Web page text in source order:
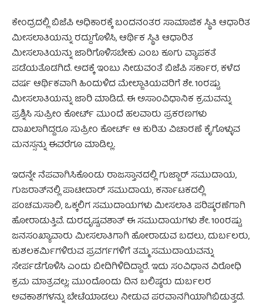
ಕೇಂದ್ರದಲ್ಲಿ ಬಿಜೆಪಿ ಅಧಿಕಾರಕ್ಕೆ ಬಂದನಂತರ ಸಾಮಾಜಿಕ ಸ್ಥಿತಿ ಆಧಾರಿತ
ಮೀಸಲಾತಿಯನ್ನು ರದ್ದುಗೊಳಿಸಿ, ಆರ್ಥಿಕ ಸ್ಥಿತಿ ಆಧಾರಿತ
ಮೀಸಲಾತಿಯನ್ನು ಜಾರಿಗೊಳಿಸಬೇಕು ಎಂಬ ಕೂಗು ವ್ಯಾಪಕತೆ
ಪಡೆಯತೊಡಗಿದೆ. ಅದಕ್ಕೆ ಇಂಬು ನೀಡುವಂತೆ ಬಿಜೆಪಿ ಸರ್ಕಾರ, ಕಳೆದ
ವರ್ಷ ಆರ್ಥಿಕವಾಗಿ ಹಿಂದುಳಿದ ಮೇಲ್ಜಾತಿಯವರಿಗೆ ಶೇ. 10ರಷ್ಟು
ಮೀಸಲಾತಿಯನ್ನು ಜಾರಿ ಮಾಡಿದೆ. ಈ ಅಸಾಂವಿಧಾನಿಕ ಕ್ರಮವನ್ನು
ಪ್ರಶ್ನಿಸಿ ಸುಪ್ರೀಂ ಕೋರ್ಟ್ ಮುಂದೆ ಹಲವಾರು ಪ್ರಕರಣಗಳು
ದಾಖಲಾಗಿದ್ದರೂ ಸುಪ್ರೀಂ ಕೋರ್ಟ್ ಆ ಕುರಿತು ವಿಚಾರಣೆ ಕೈಗೊಳ್ಳುವ
ಮನಸ್ಸನ್ನು ಈವರೆಗೂ ಮಾಡಿಲ್ಲ.
ಇದನ್ನೇ ನೆಪವಾಗಿಸಿಕೊಂಡು ರಾಜಸ್ತಾನದಲ್ಲಿ ಗುಜ್ಜಾರ್ ಸಮುದಾಯ,
ಗುಜರಾತ್‌ನಲ್ಲಿ ಪಾಟೀದಾರ್ ಸಮುದಾಯ, ಕರ್ನಾಟಕದಲ್ಲಿ
ಪಂಚಮಸಾಲಿ, ಒಕ್ಕಲಿಗ ಸಮುದಾಯಗಳು ಮೀಸಲಾತಿ ಪರಿಷ್ಕರಣೆಗಾಗಿ
ಹೋರಾಡುತ್ತಿವೆ. ದುರದೃಷ್ಟವಶಾತ್ ಈ ಸಮುದಾಯಗಳು ಶೇ. 100ರಷ್ಟು
ಜನಸಂಖ್ಯಾವಾರು ಮೀಸಲಾತಿಗಾಗಿ ಹೋರಾಡುವ ಬದಲು, ದುರ್ಬಲರು,
ಕುಶಲಕರ್ಮಿಗಳಿರುವ ಪ್ರವರ್ಗಗಳಿಗೆ ತಮ್ಮ ಸಮುದಾಯವನ್ನು
ಸೇರ್ಪಡೆಗೊಳಿಸಿ ಎಂದು ಬೀದಿಗಿಳಿದಿದ್ದಾರೆ. ಇದು ಸಂವಿಧಾನ ವಿರೋಧಿ
ಕ್ರಮ ಮಾತ್ರವಲ್ಲ; ಮುಂದೊಂದು ದಿನ ಬಲಿಷ್ಠರು ದುರ್ಬಲರ
ಅವಕಾಶಗಳನ್ನು ಬೇಟೆಯಾಡಲು ನೀಡುವ ಪರವಾನಗಿಯಾಗಿಬಿಡುತ್ತದೆ.